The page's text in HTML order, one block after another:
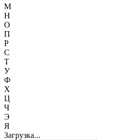
М
Н
О
П
Р
С
Т
У
Ф
Х
Ц
Ч
Э
Я
Загрузка...